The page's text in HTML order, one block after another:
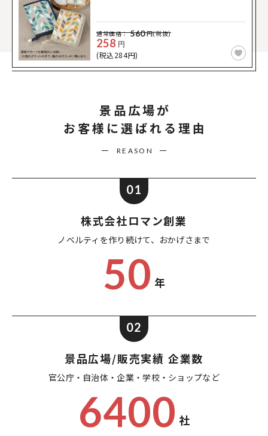
通常価格： 560円(税抜)
258 円
(税込284円)
景品広場が
お客様に選ばれる理由
REASON
01
株式会社ロマン創業
ノベルティを作り続けて、 おかげさまで
50 年
02
景品広場/販売実績 企業数
官公庁・自治体・企業・学校・ショップなど
6400 社